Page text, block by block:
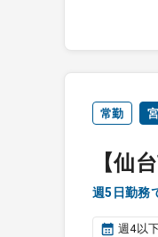
常勤
【仙
週5日勤務
週4以